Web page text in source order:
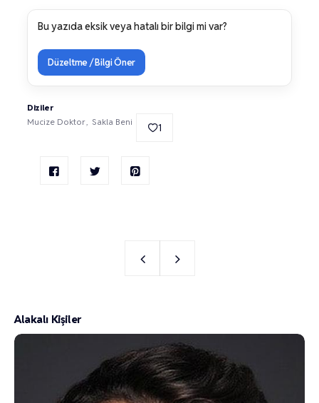
Bu yazıda eksik veya hatalı bir bilgi mi var?
Düzeltme / Bilgi Öner
Diziler
Mucize Doktor
Sakla Beni 1
Alakalı Kişiler